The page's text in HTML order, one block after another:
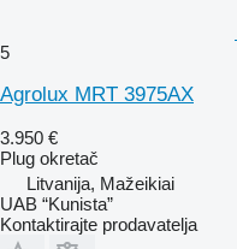
5
Agrolux MRT 3975AX
3.950 €
Plug okretač
Litvanija, Mažeikiai
UAB “Kunista”
Kontaktirajte prodavatelja